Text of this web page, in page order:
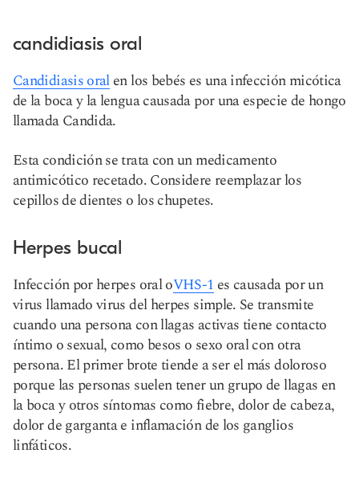
candidiasis oral
Candidiasis oralen los bebés es una infección micótica
de la boca y la lengua causada por una especie de hongo
llamada Candida.
Esta condición se trata con un medicamento
antimicótico recetado. Considere reemplazar los
cepillos de dientes o los chupetes.
Herpes bucal
Infección por herpes oral oVHS-1 es causada por un
virus llamado virus del herpes simple. Se transmite
cuando una persona con llagas activas tiene contacto
íntimo o sexual, como besos o sexo oral con otra
persona. El primer brote tiende a ser el más doloroso
porque las personas suelen tener un grupo de llagas en
la boca y otros síntomas como fiebre, dolor de cabeza,
dolor de garganta e inflamación de los ganglios
linfáticos.